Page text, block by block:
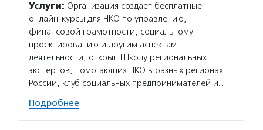
Услуги: Организация создает бесплатные
онлайн-курсы для НКО по управлению,
финансовой грамотности, социальному
проектированию и другим аспектам
деятельности, открыл Школу региональных
экспертов, помогающих НКО в разных регионах
России, клуб социальных предпринимателей и…
Подробнее